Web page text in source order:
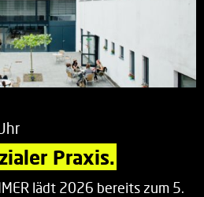
Praxis.
lädt 2026 bereits zum 5.